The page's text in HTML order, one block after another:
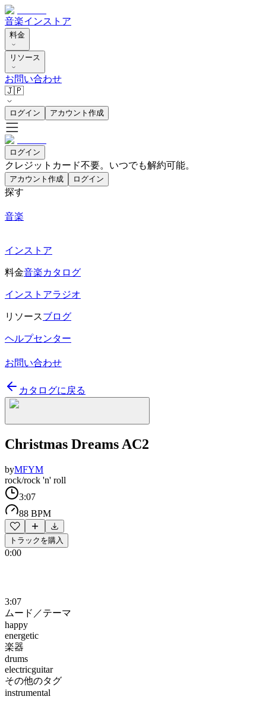
音楽インストア
料金
リソース
お問い合わせ
🇯🇵
ログイン アカウント作成
ログイン
クレジットカード不要。いつでも解約可能。
アカウント作成 ログイン
探す
音楽
インストア
料金音楽カタログ
インストアラジオ
リソースブログ
ヘルプセンター
お問い合わせ
カタログに戻る
Christmas Dreams AC2
byMFYM
rock/rock 'n' roll
3:07
88 BPM
トラックを購入
0:00
3:07
ムード／テーマ
happy
energetic
楽器
drums
electricguitar
その他のタグ
instrumental